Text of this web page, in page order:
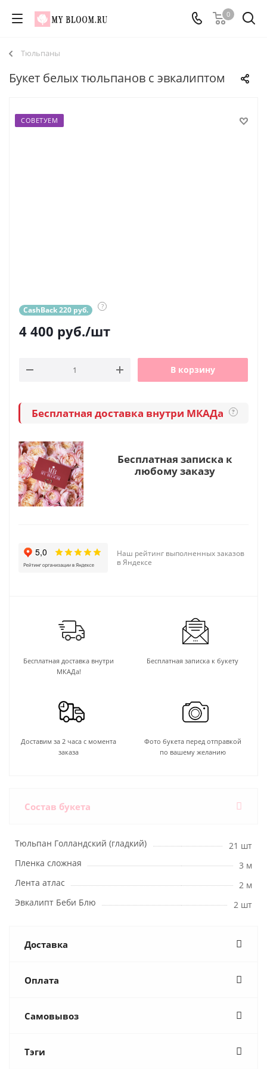
0
Тюльпаны
Букет белых тюльпанов с эвкалиптом
СОВЕТУЕМ
CashBack 220 руб. ?
4 400 руб./шт
В корзину
Бесплатная доставка внутри МКАДа ?
Бесплатная записка к
любому заказу
Наш рейтинг выполненных заказов
в Яндексе
Бесплатная доставка внутри
МКАДа!
Бесплатная записка к букету
Доставим за 2 часа с момента
заказа
Фото букета перед отправкой
по вашему желанию
Состав букета
Тюльпан Голландский (гладкий)
21 шт
Пленка сложная
3 м
Лента атлас
2 м
Эвкалипт Беби Блю
2 шт
Доставка
Оплата
Самовывоз
Тэги